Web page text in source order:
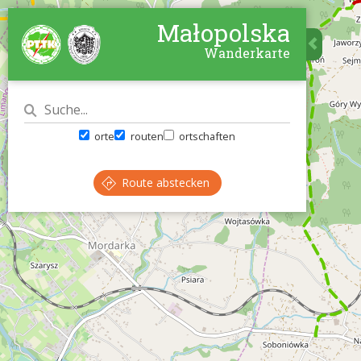
Małopolska
Wanderkarte
orte routen ortschaften
Route abstecken